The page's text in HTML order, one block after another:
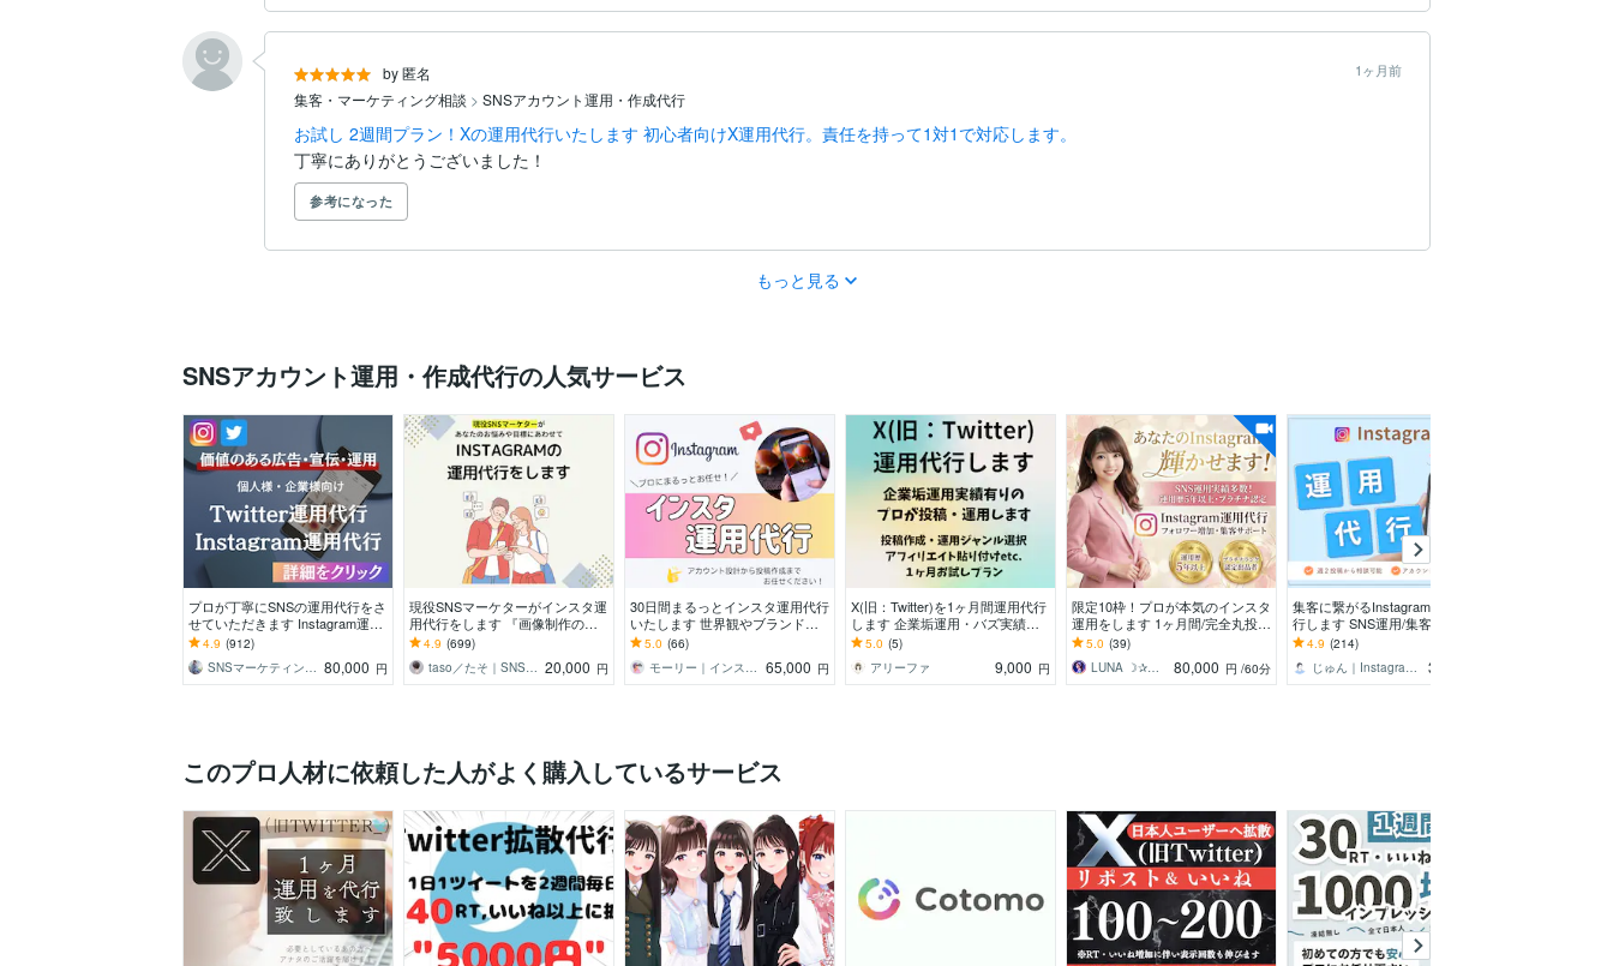
by 匿名 1ヶ月前
集客・マーケティング相談 > SNSアカウント運用・作成代行
お試し 2週間プラン！Xの運用代行いたします 初心者向けX運用代行。責任を持って1対1で対応します。
丁寧にありがとうございました！
参考になった
もっと見る
SNSアカウント運用・作成代行の人気サービス
プロが丁寧にSNSの運用代行をさ
せていただきます Instagram運用
代行サービス
4.9 (912)
SNSマーケティング「かりん」AsoBi 80,000 円
現役SNSマーケターがインスタ運
用代行をします 『画像制作の
み』から『全部おまかせ』まで！
最適プランを提案！
4.9 (699)
taso／たそ｜SNSマーケター 20,000 円
30日間まるっとインスタ運用代行
いたします 世界観やブランド力
を大切にしながらあなたの代わり
に運用します
5.0 (66)
モーリー｜インスタアドバイザー 65,000 円
X(旧：Twitter)を1ヶ月間運用代行
します 企業垢運用・バズ実績有
りのプロが運用します
5.0 (5)
アリーファ
9,000 円
限定10枠！プロが本気のインスタ
運用をします 1ヶ月間/完全丸投げ
OK！あなたのSNS運用担当者に
なります
5.0 (39)
LUNA ☽✰ママインフルエンサー
80,000 円 /60分
集客に繋がるInstagramの運用代
行します SNS運用/集客/アカウン
ト設計/コンセプト設計/インスタ
4.9 (214)
じゅん｜Instagram運用
35,000
このプロ人材に依頼した人がよく購入しているサービス